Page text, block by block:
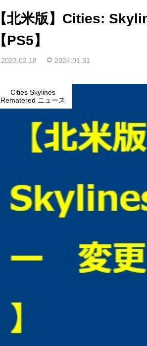
【北米版】Cities:
【PS5】
2023.02.18 2024.01.31
Cities Skylines
Rematered ニュース